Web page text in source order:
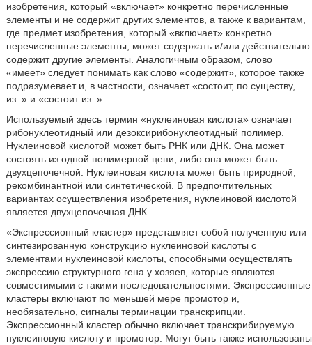
изобретения, который «включает» конкретно перечисленные
элементы и не содержит других элементов, а также к вариантам,
где предмет изобретения, который «включает» конкретно
перечисленные элементы, может содержать и/или действительно
содержит другие элементы. Аналогичным образом, слово
«имеет» следует понимать как слово «содержит», которое также
подразумевает и, в частности, означает «состоит, по существу,
из..» и «состоит из..».
Используемый здесь термин «нуклеиновая кислота» означает
рибонуклеотидный или дезоксирибонуклеотидный полимер.
Нуклеиновой кислотой может быть РНК или ДНК. Она может
состоять из одной полимерной цепи, либо она может быть
двухцепочечной. Нуклеиновая кислота может быть природной,
рекомбинантной или синтетической. В предпочтительных
вариантах осуществления изобретения, нуклеиновой кислотой
является двухцепочечная ДНК.
«Экспрессионный кластер» представляет собой полученную или
синтезированную конструкцию нуклеиновой кислоты с
элементами нуклеиновой кислоты, способными осуществлять
экспрессию структурного гена у хозяев, которые являются
совместимыми с такими последовательностями. Экспрессионные
кластеры включают по меньшей мере промотор и,
необязательно, сигналы терминации транскрипции.
Экспрессионный кластер обычно включает транскрибируемую
нуклеиновую кислоту и промотор. Могут быть также использованы